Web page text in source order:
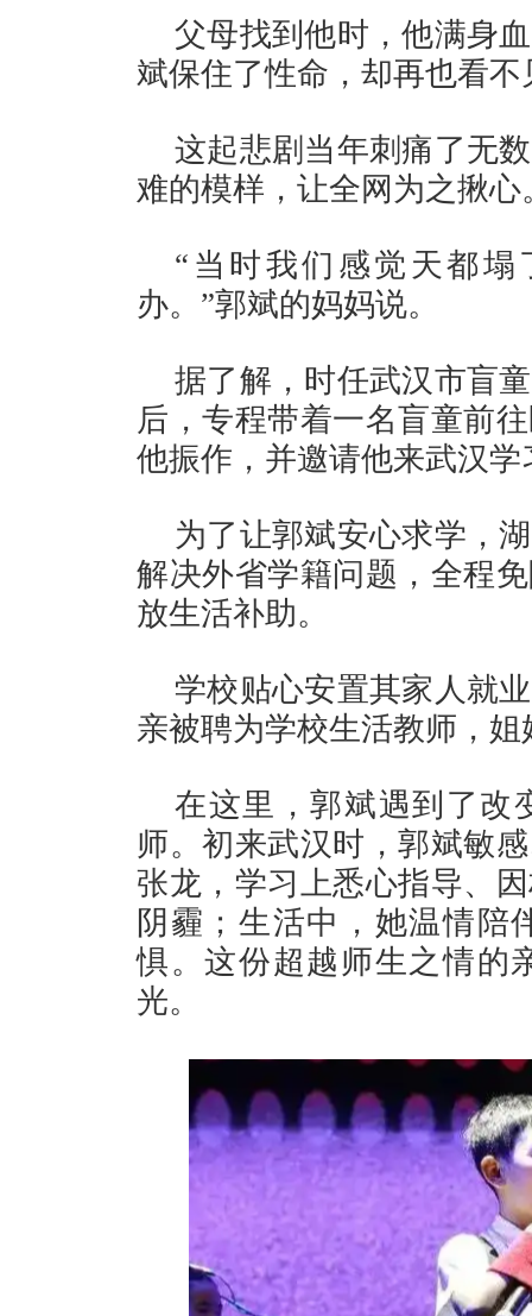
父母找到他时，他满身
斌保住了性命，却再也看
这起悲剧当年刺痛了无
难的模样，让全网为之揪心
“当时我们感觉天都
办。”郭斌的妈妈说。
据了解，时任武汉市盲
后，专程带着一名盲童前
他振作，并邀请他来武汉学
为了让郭斌安心求学，
解决外省学籍问题，全程
放生活补助。
学校贴心安置其家人就
亲被聘为学校生活教师，
在这里，郭斌遇到了
师。初来武汉时，郭斌敏
张龙，学习上悉心指导、
阴霾；生活中，她温情陪
惧。这份超越师生之情的
光。